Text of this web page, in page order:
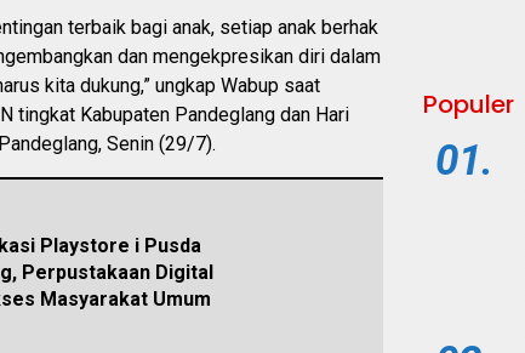
terbaik bagi anak, setiap anak berhak
dan mengekpresikan diri dalam
kita dukung,” ungkap Wabup saat
tingkat Kabupaten Pandeglang dan Hari
Senin (29/7).
Playstore i Pusda
Perpustakaan Digital
Masyarakat Umum
Populer
01.